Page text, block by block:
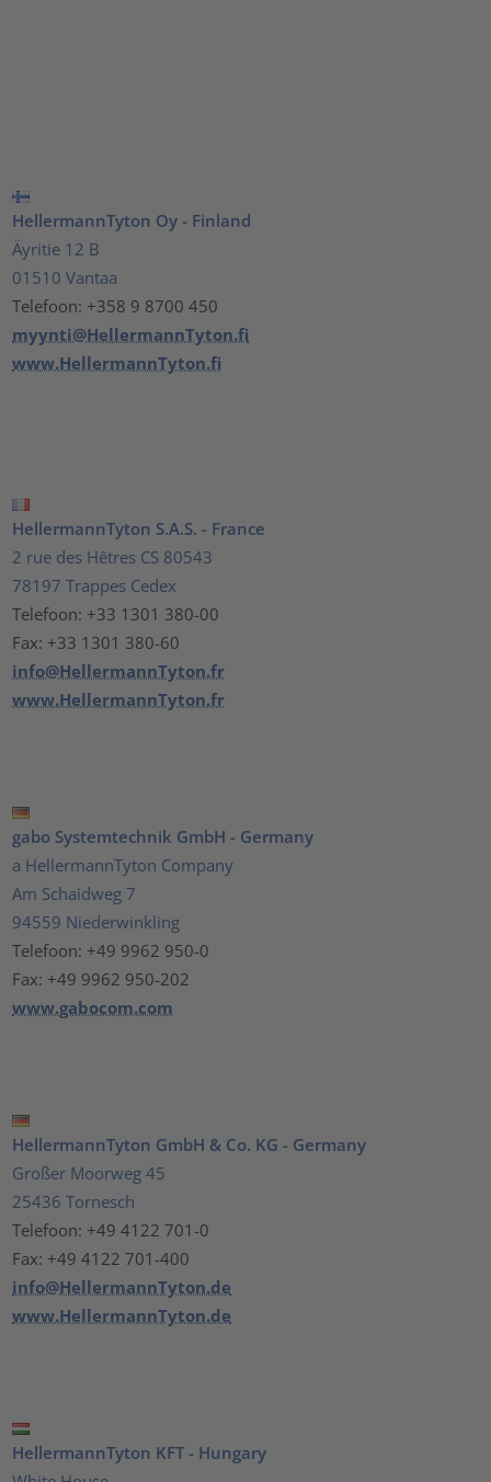
HellermannTyton Oy - Finland
Äyritie 12 B
01510 Vantaa
Telefoon: +358 9 8700 450
myynti@HellermannTyton.fi
www.HellermannTyton.fi
HellermannTyton S.A.S. - France
2 rue des Hêtres CS 80543
78197 Trappes Cedex
Telefoon: +33 1301 380-00
Fax: +33 1301 380-60
info@HellermannTyton.fr
www.HellermannTyton.fr
gabo Systemtechnik GmbH - Germany
a HellermannTyton Company
Am Schaidweg 7
94559 Niederwinkling
Telefoon: +49 9962 950-0
Fax: +49 9962 950-202
www.gabocom.com
HellermannTyton GmbH & Co. KG - Germany
Großer Moorweg 45
25436 Tornesch
Telefoon: +49 4122 701-0
Fax: +49 4122 701-400
info@HellermannTyton.de
www.HellermannTyton.de
HellermannTyton KFT - Hungary